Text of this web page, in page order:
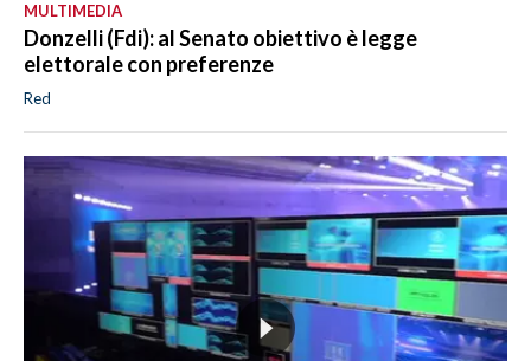
MULTIMEDIA
Donzelli (Fdi): al Senato obiettivo è legge
elettorale con preferenze
Red